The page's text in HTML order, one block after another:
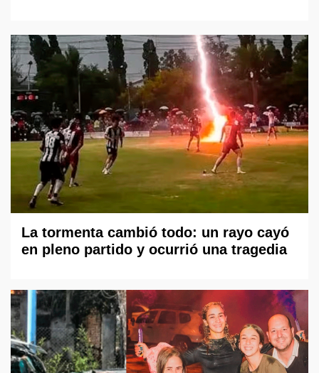
La tormenta cambió todo: un rayo cayó
en pleno partido y ocurrió una tragedia